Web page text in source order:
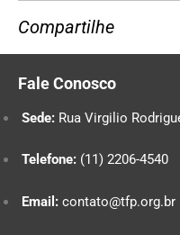
Compartilhe
Fale Conosco
Sede: Rua Virgilio
Telefone: (11) 2206-4540
Email: contato@tfp.org.br